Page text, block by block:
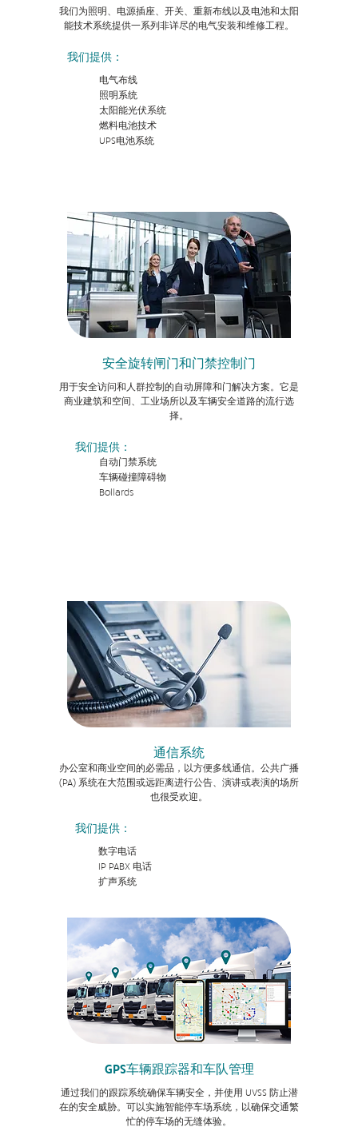
我们为照明、电源插座、开关、重新布线以及电池和太阳
能技术系统提供一系列非详尽的电气安装和维修工程。
我们提供：
电气布线
照明系统
太阳能光伏系统
燃料电池技术
UPS电池系统
安全旋转闸门和门禁控制门
用于安全访问和人群控制的自动屏障和门解决方案。它是
商业建筑和空间、工业场所以及车辆安全道路的流行选
择。
我们提供：
自动门禁系统
车辆碰撞障碍物
​Bollards
通信系统
办公室和商业空间的必需品，以方便多线通信。公共广播
(PA) 系统在大范围或远距离进行公告、演讲或表演的场所
也很受欢迎。
我们提供：
数字电话
IP PABX 电话
扩声系统
GPS车辆跟踪器和车队管理
通过我们的跟踪系统确保车辆安全，并使用 UVSS 防止潜
在的安全威胁。可以实施智能停车场系统，以确保交通繁
忙的停车场的无缝体验。